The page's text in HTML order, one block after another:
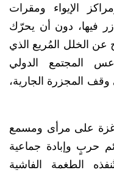
الإيواء ومقرات
فيها، دون أن يحرّك
عن الخلل المُريع الذي
المجتمع الدولي
المجزرة الجارية،
على مرأى ومسمع
حربٍ وإبادة جماعية
الطغمة الفاشية